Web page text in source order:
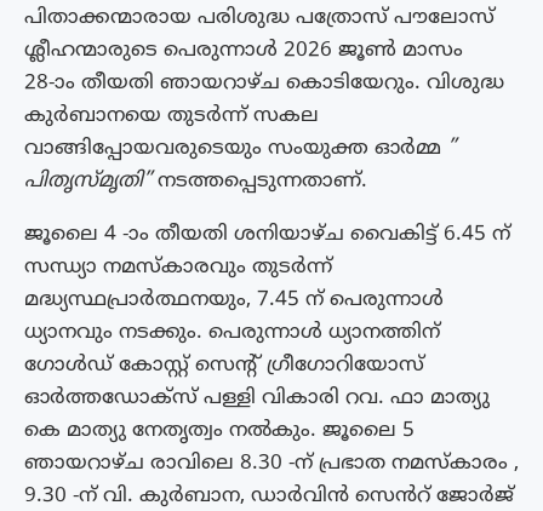
പിതാക്കന്മാരായ പരിശുദ്ധ പത്രോസ് പൗലോസ്
ശ്ലീഹന്മാരുടെ പെരുന്നാൾ 2026 ജൂൺ മാസം
28-ാം തീയതി ഞായറാഴ്ച കൊടിയേറും. വിശുദ്ധ
കുർബാനയെ തുടർന്ന് സകല
വാങ്ങിപ്പോയവരുടെയും സംയുക്ത ഓർമ്മ ”
പിതൃസ്മൃതി”നടത്തപ്പെടുന്നതാണ്.
ജൂലൈ 4 -ാം തീയതി ശനിയാഴ്ച വൈകിട്ട് 6.45 ന്
സന്ധ്യാ നമസ്‌കാരവും തുടർന്ന്
മദ്ധ്യസ്ഥപ്രാർത്ഥനയും, 7.45 ന് പെരുന്നാൾ
ധ്യാനവും നടക്കും. പെരുന്നാൾ ധ്യാനത്തിന്
ഗോൾഡ് കോസ്റ്റ് സെൻ്റ് ഗ്രീഗോറിയോസ്
ഓർത്തഡോക്സ് പള്ളി വികാരി റവ. ഫാ മാത്യു
കെ മാത്യു നേതൃത്വം നൽകും. ജൂലൈ 5
ഞായറാഴ്ച രാവിലെ 8.30 -ന് പ്രഭാത നമസ്കാരം ,
9.30 -ന് വി. കുർബാന, ഡാർവിൻ സെൻറ് ജോർജ്